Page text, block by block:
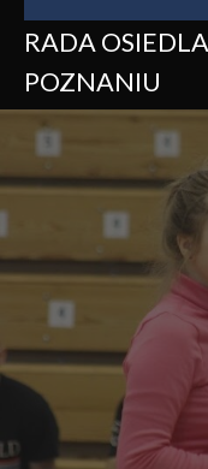
RADA
POZNANIU